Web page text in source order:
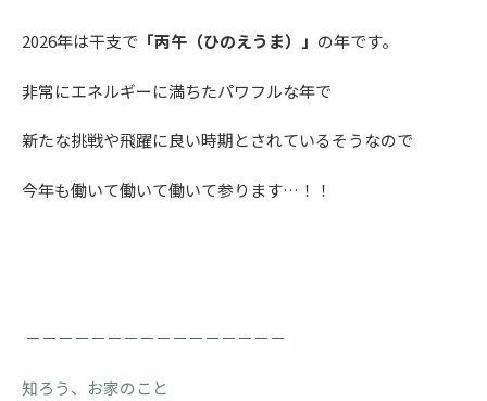
2026年は干支で 「丙午（ひのえうま）」 の年です。
非常にエネルギーに満ちたパワフルな年で
新たな挑戦や飛躍に良い時期とされているそうなので
今年も働いて働いて働いて参ります…！！
－－－－－－－－－－－－－－－－
知ろう、お家のこと